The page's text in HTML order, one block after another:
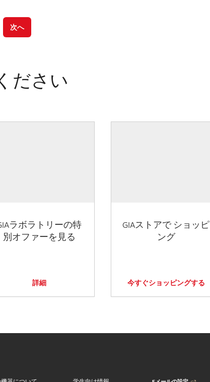
次へ
ださい
ラボラトリーの特
別オファーを見る
詳細
GIAストアで ショッピ
ング
今すぐショッピングする